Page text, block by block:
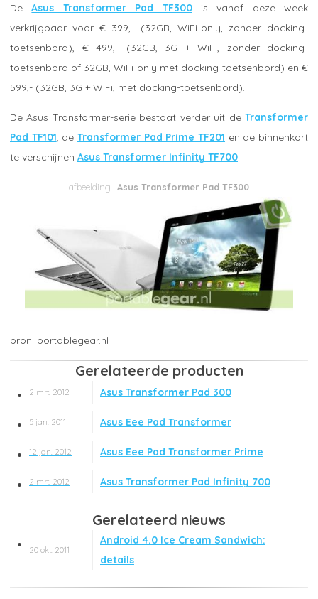
DeAsus Transformer Pad TF300is vanaf deze week
verkrijgbaar voor € 399,- (32GB, WiFi-only, zonder docking-
toetsenbord), € 499,- (32GB, 3G + WiFi, zonder docking-
toetsenbord of 32GB, WiFi-only met docking-toetsenbord) en €
599,- (32GB, 3G + WiFi, met docking-toetsenbord).
De Asus Transformer-serie bestaat verder uit de Transformer
Pad TF101 , deTransformer Pad Prime TF201 en de binnenkort
te verschijnen Asus Transformer Infinity TF700
Asus Transformer Pad TF300
portablegear.nl
Gerelateerde producten
2 mrt. 2012 Asus Transformer Pad 300
5 jan. 2011 Asus Eee Pad Transformer
12 jan. 2012 Asus Eee Pad Transformer Prime
2 mrt. 2012 Asus Transformer Pad Infinity 700
Gerelateerd nieuws
20 okt. 2011
Android 4.0 Ice Cream Sandwich:
details